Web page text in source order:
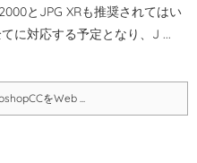
とJPG XRも推奨されてはい
に対応する予定となり、J ...
をWeb ...